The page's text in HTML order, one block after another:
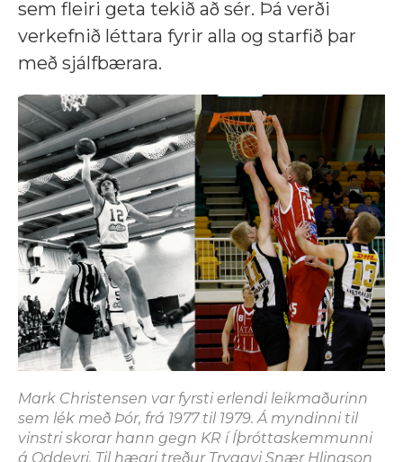
sem fleiri geta tekið að sér. Þá verði
verkefnið léttara fyrir alla og starfið þar
með sjálfbærara.
Mark Christensen var fyrsti erlendi leikmaðurinn
sem lék með Þór, frá 1977 til 1979. Á myndinni til
vinstri skorar hann gegn KR í Íþróttaskemmunni
á Oddeyri. Til hægri treður Tryggvi Snær Hlinason